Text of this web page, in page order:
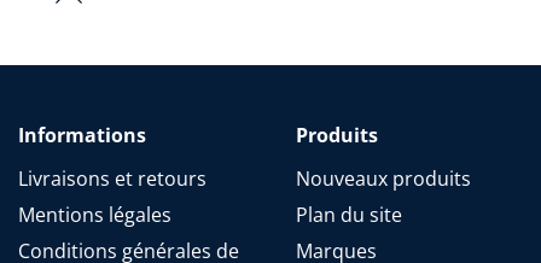
Informations
Livraisons et retours
Mentions légales
Conditions générales de
Produits
Nouveaux produits
Plan du site
Marques